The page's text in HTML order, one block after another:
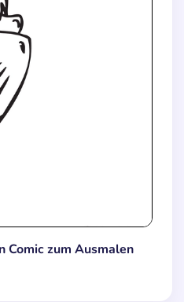
Comic zum Ausmalen